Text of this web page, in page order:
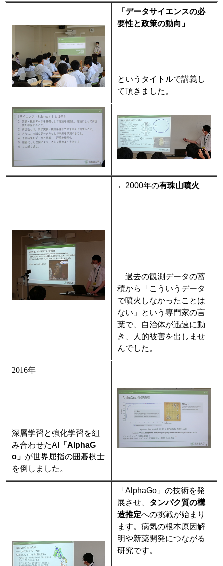
「データサイエンスの必
要性と政策の動向」
というタイトルで講義し
て頂きました。
← 2000年の有珠山噴火
過去の観測データの蓄
積から「こういうデータ
で噴火しなかったことは
ない」という専門家の言
葉で、自治体が迅速に動
き、人的被害を出しませ
んでした。
2016年
深層学習と強化学習を組
み合わせたAI 「 AlphaG
o 」 が世界屈指の囲碁棋士
を倒しました。
「 AlphaGo 」の技術を発
展させ、 タンパク質の構
造推定への挑戦が始まり
ます。病気の根本原因解
明や新薬開発につながる
研究です。